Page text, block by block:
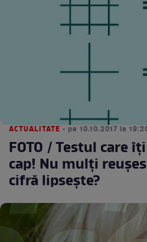
ACTUALITATE • pe 10.10.2017 la
FOTO / Testul care
cap! Nu mulți
cifră lipsește?